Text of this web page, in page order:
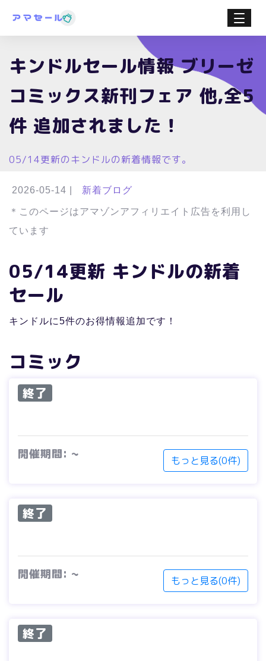
キンドルセール情報 ブリーゼ
コミックス新刊フェア 他,全5
件 追加されました！
05/14更新のキンドルの新着情報です。
2026-05-14 新着ブログ
＊このページはアマゾンアフィリエイト広告を利用し
ています
05/14更新 キンドルの新着
セール
キンドルに5件のお得情報追加です！
コミック
終了
開催期間: ~ もっと見る(0件)
終了
開催期間: ~ もっと見る(0件)
終了